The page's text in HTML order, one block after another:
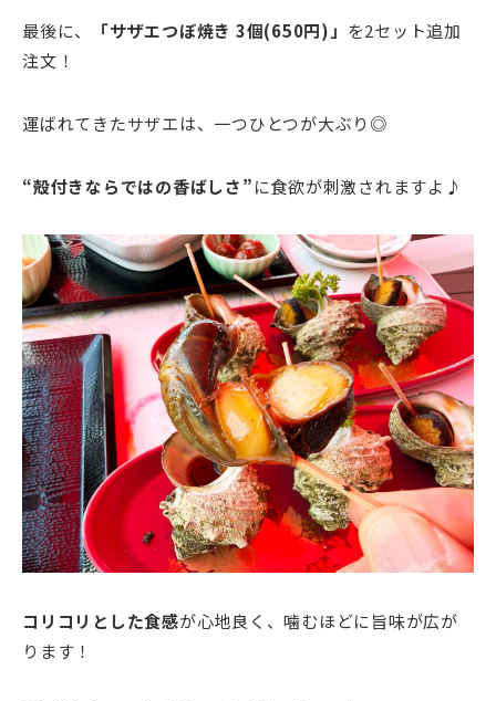
最後に、 「サザエつぼ焼き 3個(650円)」 を2セット追加
注文！
運ばれてきたサザエは、一つひとつが大ぶり◎
“殻付きならではの香ばしさ”に食欲が刺激されますよ♪
コリコリとした食感が心地良く、噛むほどに旨味が広が
ります！